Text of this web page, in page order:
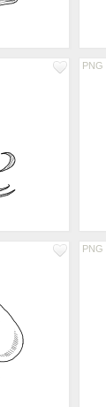
PNG
PNG